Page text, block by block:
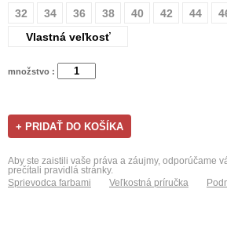
32
34 36 38 40 42 44
Vlastná veľkosť
množstvo :
Aby ste zaistili vaše práva a záujmy, odporúčame
prečítali pravidlá stránky.
Sprievodca farbami
Veľkostná príručka